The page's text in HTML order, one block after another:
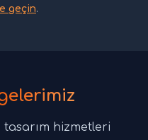
geçin.
tasarım hizmetleri